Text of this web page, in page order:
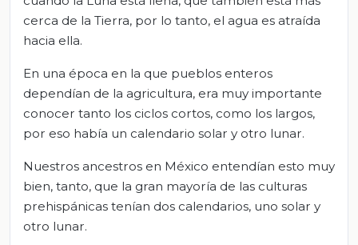
cerca de la Tierra, por lo tanto, el agua es atraída
hacia ella.
En una época en la que pueblos enteros
dependían de la agricultura, era muy importante
conocer tanto los ciclos cortos, como los largos,
por eso había un calendario solar y otro lunar.
Nuestros ancestros en México entendían esto muy
bien, tanto, que la gran mayoría de las culturas
prehispánicas tenían dos calendarios, uno solar y
otro lunar.